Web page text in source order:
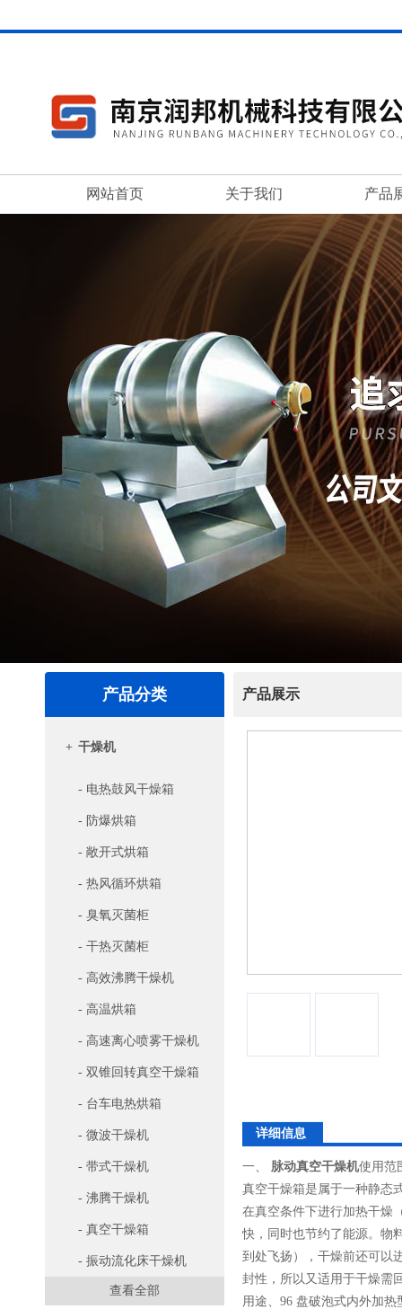
网站首页 关于我们 产品
产品分类
+ 干燥机
- 电热鼓风干燥箱
- 防爆烘箱
- 敞开式烘箱
- 热风循环烘箱
- 臭氧灭菌柜
- 干热灭菌柜
- 高效沸腾干燥机
- 高温烘箱
- 高速离心喷雾干燥机
- 双锥回转真空干燥箱
- 台车电热烘箱
- 微波干燥机
- 带式干燥机
- 沸腾干燥机
- 真空干燥箱
- 振动流化床干燥机
查看全部
产品展示
详细信息
一、 脉动真空干燥机使用范
真空干燥箱是属于一种静态
在真空条件下进行加热干燥
快，同时也节约了能源。物
到处飞扬），干燥前还可以
封性，所以又适用于干燥需
用途、96 盘破泡式内外加